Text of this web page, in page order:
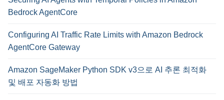
Bedrock AgentCore
Configuring AI Traffic Rate Limits with Amazon Bedrock
AgentCore Gateway
Amazon SageMaker Python SDK v3으로 AI 추론 최적화
및 배포 자동화 방법